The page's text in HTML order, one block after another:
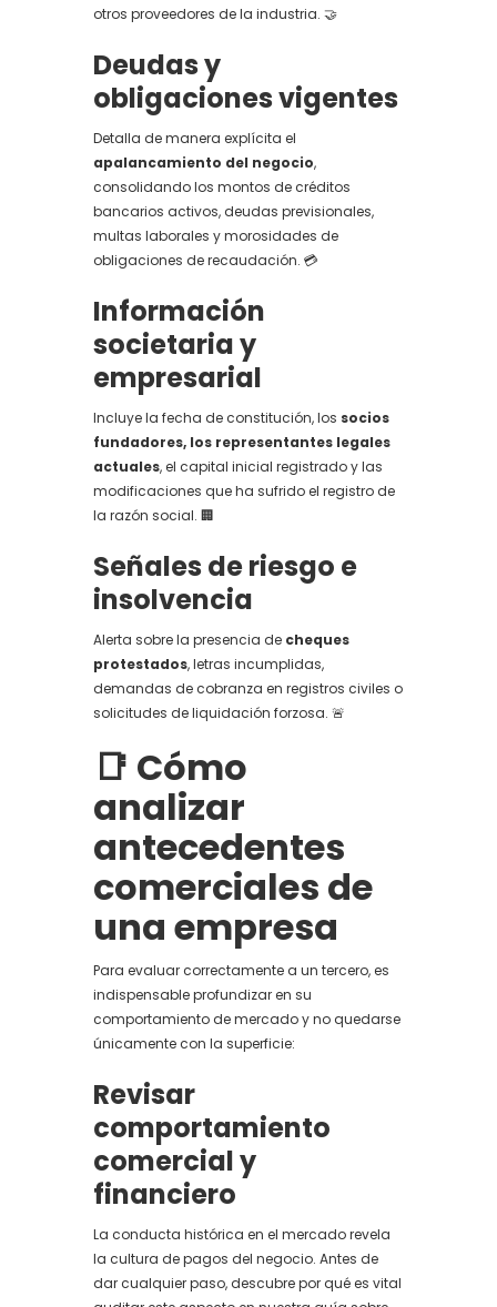
otros proveedores de la industria. 🤝
Deudas y
obligaciones vigentes
Detalla de manera explícita el
apalancamiento del negocio,
consolidando los montos de créditos
bancarios activos, deudas previsionales,
multas laborales y morosidades de
obligaciones de recaudación. 💳
Información
societaria y
empresarial
Incluye la fecha de constitución, los socios
fundadores, los representantes legales
actuales, el capital inicial registrado y las
modificaciones que ha sufrido el registro de
la razón social. 🏢
Señales de riesgo e
insolvencia
Alerta sobre la presencia de cheques
protestados, letras incumplidas,
demandas de cobranza en registros civiles o
solicitudes de liquidación forzosa. 🚨
📑 Cómo
analizar
antecedentes
comerciales de
una empresa
Para evaluar correctamente a un tercero, es
indispensable profundizar en su
comportamiento de mercado y no quedarse
únicamente con la superficie:
Revisar
comportamiento
comercial y
financiero
La conducta histórica en el mercado revela
la cultura de pagos del negocio. Antes de
dar cualquier paso, descubre por qué es vital